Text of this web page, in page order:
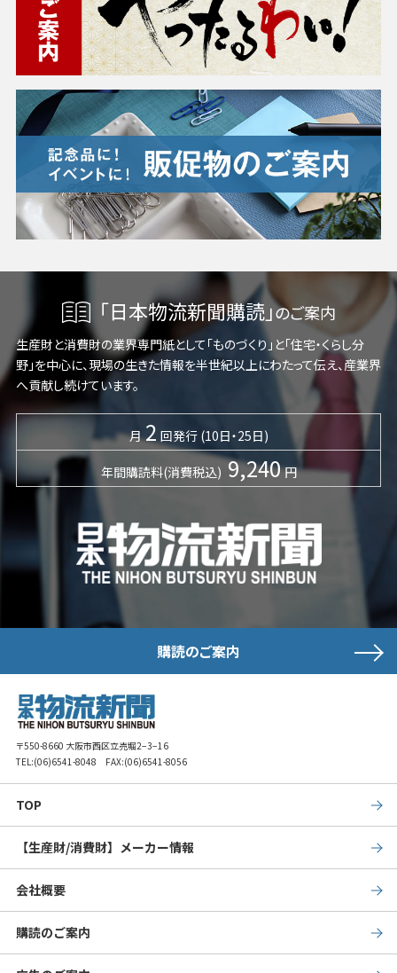
「日本物流新聞購読」のご案内
生産財と消費財の業界専門紙として「ものづくり」と「住宅・くらし分
野」を中心に、現場の生きた情報を半世紀以上にわたって伝え、産業界
へ貢献し続けています。
月 2 回発行 (10日・25日)
年間購読料(消費税込) 9,240 円
購読のご案内
〒550-8660 大阪市西区立売堀2−3−16
TEL:(06)6541-8048 FAX:(06)6541-8056
TOP
【生産財/消費財】メーカー情報
会社概要
購読のご案内